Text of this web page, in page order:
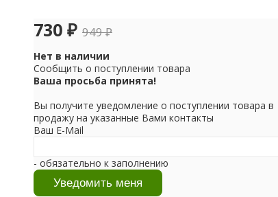
730 ₽ 949₽
Нет в наличии
Сообщить о поступлении товара
Ваша просьба принята!
Вы получите уведомление о поступлении товара в
продажу на указанные Вами контакты
Ваш E-Mail
- обязательно к заполнению